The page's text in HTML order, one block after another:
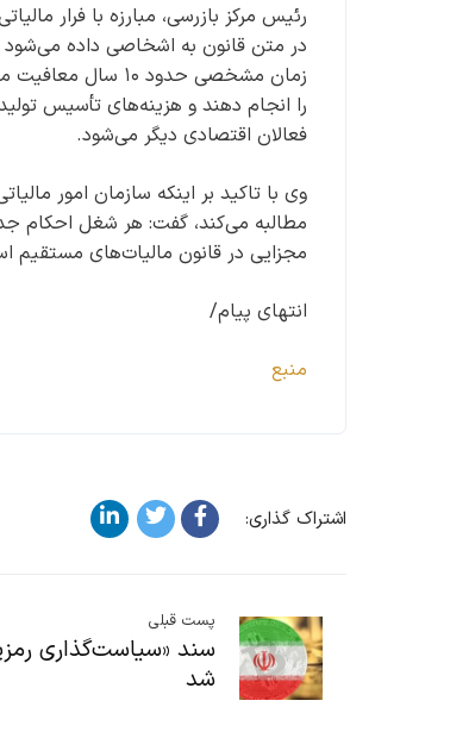
رئیس مرکز بازرسی، مبارزه با فرار
در متن قانون به اشخاصی داده می‌شود
زمان مشخصی حدود
فعالان اقتصادی دیگر می‌شود.
وی با تاکید بر اینکه سازمان امور
مطالبه می‌کند، گفت: هر شغل احکام
مجزایی در قانون مالیات‌های مستقیم
انتهای پیام/
منبع
اشتراک گذاری:
پست قبلی
سند «سیاست‌گذاری
شد